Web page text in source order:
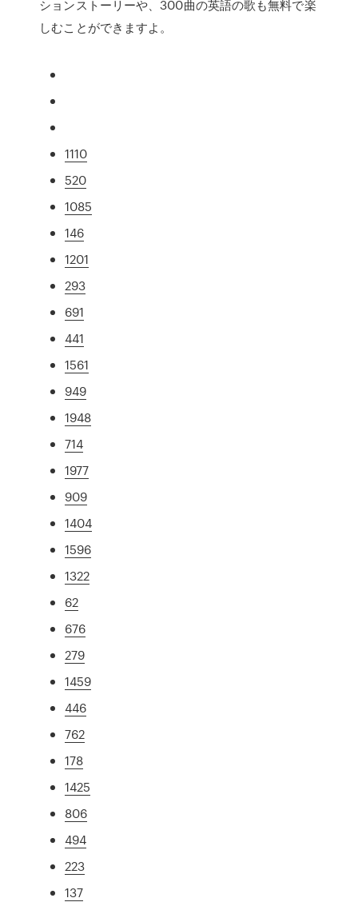
ションストーリーや、300曲の英語の歌も無料で楽
しむことができますよ。
1110
520
1085
146
1201
293
691
441
1561
949
1948
714
1977
909
1404
1596
1322
62
676
279
1459
446
762
178
1425
806
494
223
137